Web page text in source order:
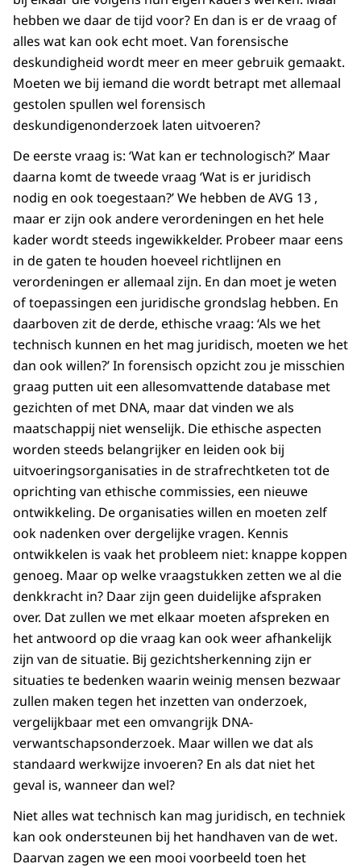
hebben we daar de tijd voor? En dan is er de vraag of
alles wat kan ook echt moet. Van forensische
deskundigheid wordt meer en meer gebruik gemaakt.
Moeten we bij iemand die wordt betrapt met allemaal
gestolen spullen wel forensisch
deskundigenonderzoek laten uitvoeren?
De eerste vraag is: ‘Wat kan er technologisch?’ Maar
daarna komt de tweede vraag ‘Wat is er juridisch
nodig en ook toegestaan?’ We hebben de AVG 13 ,
maar er zijn ook andere verordeningen en het hele
kader wordt steeds ingewikkelder. Probeer maar eens
in de gaten te houden hoeveel richtlijnen en
verordeningen er allemaal zijn. En dan moet je weten
of toepassingen een juridische grondslag hebben. En
daarboven zit de derde, ethische vraag: ‘Als we het
technisch kunnen en het mag juridisch, moeten we het
dan ook willen?’ In forensisch opzicht zou je misschien
graag putten uit een allesomvattende database met
gezichten of met DNA, maar dat vinden we als
maatschappij niet wenselijk. Die ethische aspecten
worden steeds belangrijker en leiden ook bij
uitvoeringsorganisaties in de strafrechtketen tot de
oprichting van ethische commissies, een nieuwe
ontwikkeling. De organisaties willen en moeten zelf
ook nadenken over dergelijke vragen. Kennis
ontwikkelen is vaak het probleem niet: knappe koppen
genoeg. Maar op welke vraagstukken zetten we al die
denkkracht in? Daar zijn geen duidelijke afspraken
over. Dat zullen we met elkaar moeten afspreken en
het antwoord op die vraag kan ook weer afhankelijk
zijn van de situatie. Bij gezichtsherkenning zijn er
situaties te bedenken waarin weinig mensen bezwaar
zullen maken tegen het inzetten van onderzoek,
vergelijkbaar met een omvangrijk DNA-
verwantschapsonderzoek. Maar willen we dat als
standaard werkwijze invoeren? En als dat niet het
geval is, wanneer dan wel?
Niet alles wat technisch kan mag juridisch, en techniek
kan ook ondersteunen bij het handhaven van de wet.
Daarvan zagen we een mooi voorbeeld toen het